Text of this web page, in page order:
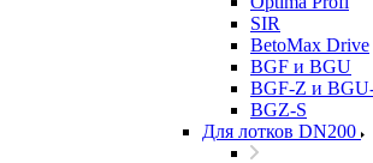
SIR
BetoMax Drive
BGF и BGU
BGF-Z и
BGZ-S
Для лотков DN200